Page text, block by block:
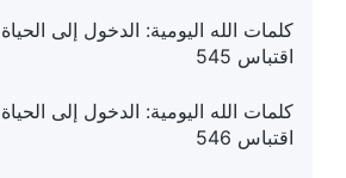
كلمات الله اليومية: الدخول إلى الحياة |
اقتباس 545
كلمات الله اليومية: الدخول إلى الحياة |
اقتباس 546